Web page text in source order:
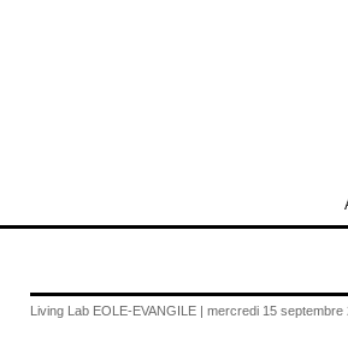
Living Lab EOLE-EVANGILE | mercredi 15 septembre